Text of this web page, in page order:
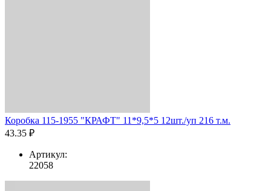
Коробка 115-1955 "КРАФТ" 11*9,5*5 12шт./уп 216 т.м.
43.35 ₽
Артикул:
22058